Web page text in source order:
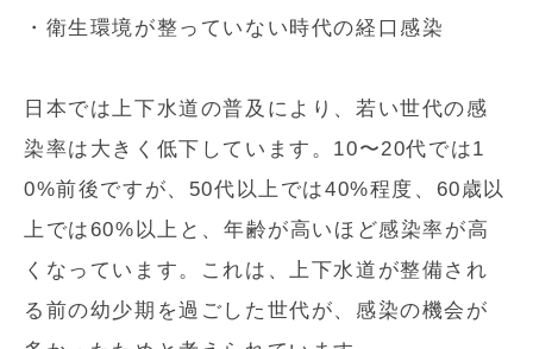
・衛生環境が整っていない時代の経口感染
日本では上下水道の普及により、若い世代の感
染率は大きく低下しています。10〜20代では1
0%前後ですが、50代以上では40%程度、60歳以
上では60%以上と、年齢が高いほど感染率が高
くなっています。これは、上下水道が整備され
る前の幼少期を過ごした世代が、感染の機会が